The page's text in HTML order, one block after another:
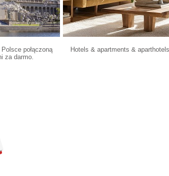
połączoną
za darmo.
Hotels & apartments & aparthotels